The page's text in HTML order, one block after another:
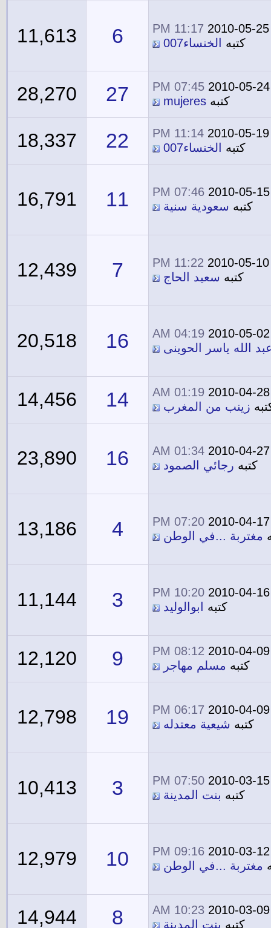
2010-05-25
11:17 PM
كتبه
الخنساء007 6
11,613
2010-05-24
07:45 PM
كتبه mujeres
27
28,270
2010-05-19
11:14 PM
كتبه
الخنساء007 22
18,337
2010-05-15
07:46 PM
كتبه سعودية سنية 11
16,791
2010-05-10
11:22 PM
كتبه سعيد الحاج 7
12,439
2010-05-02
04:19 AM
الله ياسر الحوينى
16
20,518
2010-04-28
01:19 AM
زينب من المغرب 14
14,456
2010-04-27
01:34 AM
كتبه رجائي الصمود 16
23,890
2010-04-17
07:20 PM
مغتربة ...في الوطن 4
13,186
2010-04-16
10:20 PM
كتبه
ابوالوليد 3
11,144
2010-04-09
08:12 PM
كتبه مسلم مهاجر 9
12,120
2010-04-09
06:17 PM
كتبه شيعية معتدله 19
12,798
2010-03-15
07:50 PM
كتبه بنت المدينة 3
10,413
2010-03-12
09:16 PM
مغتربة ...في الوطن 10
12,979
2010-03-09
10:23 AM
كتبه بنت المدينة 8
14,944